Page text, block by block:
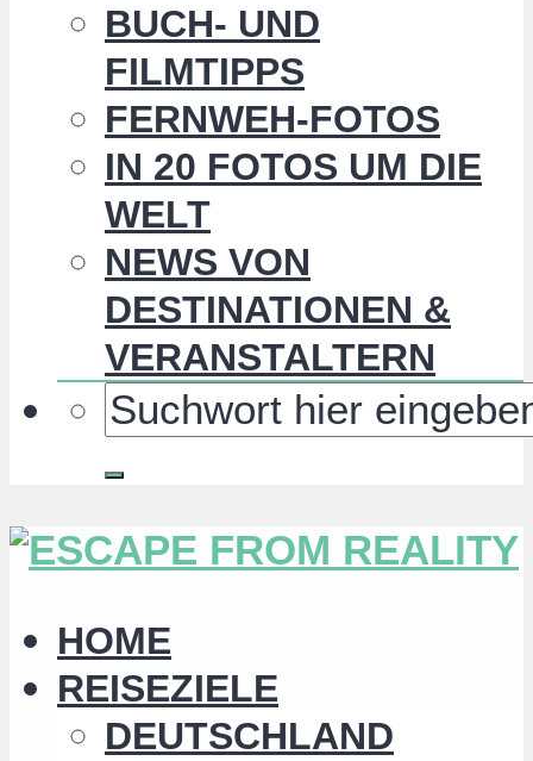
BUCH- UND
FILMTIPPS
FERNWEH-FOTOS
IN 20 FOTOS UM DIE
WELT
NEWS VON
DESTINATIONEN &
VERANSTALTERN
HOME
REISEZIELE
DEUTSCHLAND